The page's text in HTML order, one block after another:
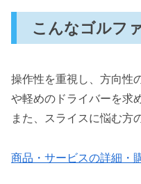
こんなゴルフ
操作性を重視し、方向性
や軽めのドライバーを求
また、スライスに悩む方
商品・サービスの詳細・